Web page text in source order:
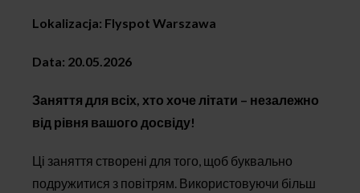
Lokalizacja: Flyspot Warszawa
Data: 20.05.2026
Заняття для всіх, хто хоче літати – незалежно
від рівня вашого досвіду!
Ці заняття створені для того, щоб буквально
подружитися з повітрям. Використовуючи більш